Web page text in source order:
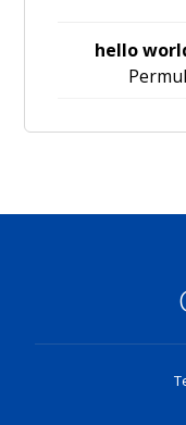
hello